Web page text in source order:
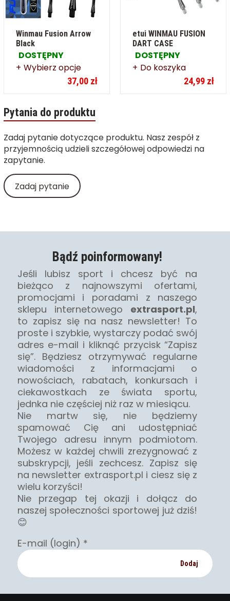
Winmau Fusion Arrow
Black
DOSTĘPNY
Wybierz opcje
37,00 zł
etui WINMAU FUSION
DART CASE
DOSTĘPNY
Do koszyka
24,99 zł
Pytania do produktu
Zadaj pytanie dotyczące produktu. Nasz zespół z
przyjemnością udzieli szczegółowej odpowiedzi na
zapytanie.
Zadaj pytanie
Bądź poinformowany!
Jeśli lubisz sport i chcesz być na
bieżąco z najnowszymi ofertami,
promocjami i poradami z naszego
sklepu internetowego extrasport.pl,
to zapisz się na nasz newsletter! To
proste i szybkie, wystarczy podać swój
adres e-mail i kliknąć przycisk “Zapisz
się”. Będziesz otrzymywać regularne
wiadomości z informacjami o
nowościach, rabatach, konkursach i
ciekawostkach ze świata sportu,
jednka nie częściej niż raz w miesiącu.
Nie martw się, nie będziemy
spamować Cię ani udostępniać
Twojego adresu innym podmiotom.
Możesz w każdej chwili zrezygnować z
subskrypcji, jeśli zechcesz. Zapisz się
na newsletter extrasport.pl i ciesz się z
wielu korzyści!
Nie przegap tej okazji i dołącz do
naszej społeczności sportowej już dziś!
😊
E-mail (login) *